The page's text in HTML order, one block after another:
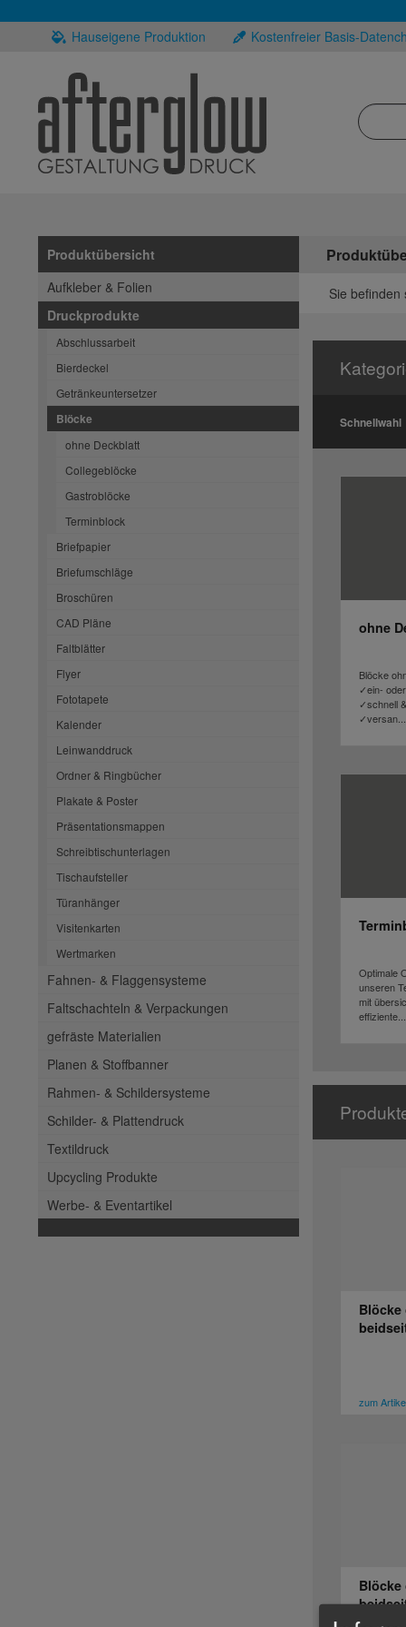
Hauseigene Produktion Kostenfreier Basis-
Produktübersicht
Aufkleber & Folien
Druckprodukte
Abschlussarbeit
Bierdeckel
Getränkeuntersetzer
Blöcke
ohne Deckblatt
Collegeblöcke
Gastroblöcke
Terminblock
Briefpapier
Briefumschläge
Broschüren
CAD Pläne
Faltblätter
Flyer
Fototapete
Kalender
Leinwanddruck
Ordner & Ringbücher
Plakate & Poster
Präsentationsmappen
Schreibtischunterlagen
Tischaufsteller
Türanhänger
Visitenkarten
Wertmarken
Fahnen- & Flaggensysteme
Faltschachteln & Verpackungen
gefräste Materialien
Planen & Stoffbanner
Rahmen- & Schildersysteme
Schilder- & Plattendruck
Textildruck
Upcycling Produkte
Werbe- & Eventartikel
Sie befinden
Schnellwahl
ohne
Blöcke
✓ein-
✓schnell
✓versan...
Optimale
unseren
mit
effiziente...
Blöcke
zum
Blöcke